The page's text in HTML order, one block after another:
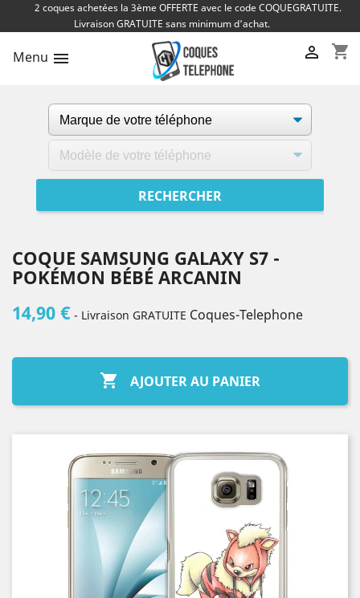
2 coques achetées la 3ème OFFERTE avec le code COQUEGRATUITE.
Livraison GRATUITE sans minimum d'achat.
Menu  shopping_cart

COQUE SAMSUNG GALAXY S7 -
POKÉMON BÉBÉ ARCANIN
14,90 € - Livraison GRATUITE Coques-Telephone
 AJOUTER AU PANIER